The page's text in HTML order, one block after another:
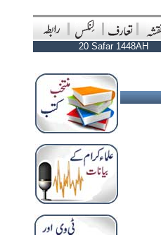
20 Safar 1448AH